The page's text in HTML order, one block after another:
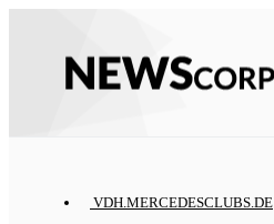
VDH.MERCEDESCLUBS.DE